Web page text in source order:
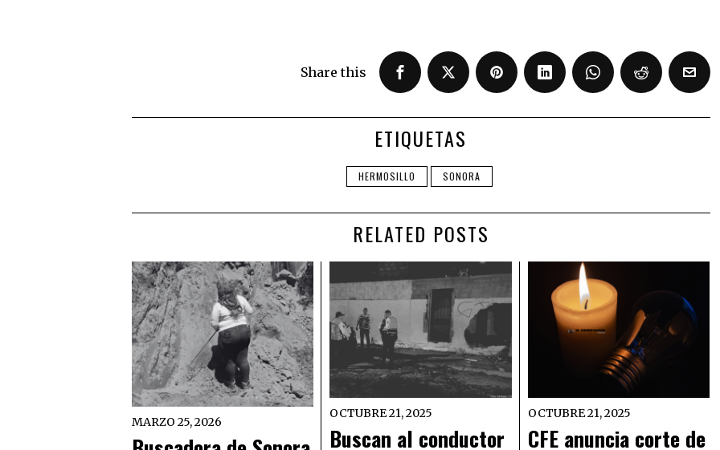
Share this
ETIQUETAS
HERMOSILLO SONORA
RELATED POSTS
MARZO 25, 2026
OCTUBRE 21, 2025
Buscan al conductor
OCTUBRE 21, 2025
CFE anuncia corte de